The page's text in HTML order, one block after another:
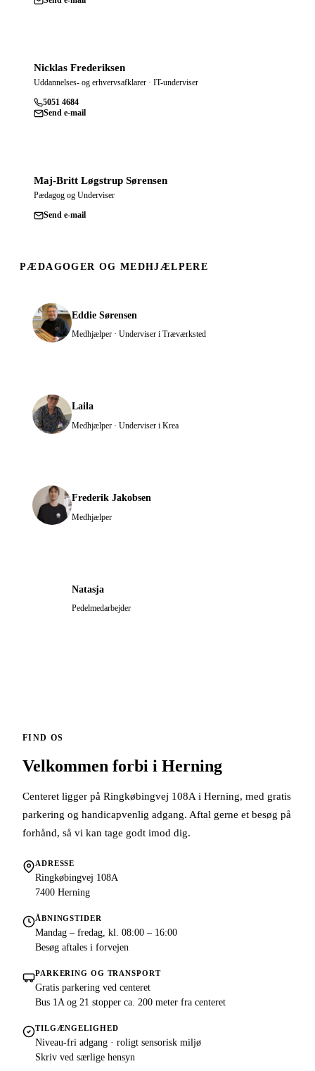
Nicklas Frederiksen
Uddannelses- og erhvervsafklarer · IT-underviser
5051 4684
Send e-mail
Maj-Britt Løgstrup Sørensen
Pædagog og Underviser
Send e-mail
PÆDAGOGER OG MEDHJÆLPERE
Eddie Sørensen
Medhjælper · Underviser i Træværksted
Laila
Medhjælper · Underviser i Krea
Frederik Jakobsen
Medhjælper
Natasja
Pedelmedarbejder
FIND OS
Velkommen forbi i Herning
Centeret ligger på Ringkøbingvej 108A i Herning, med gratis
parkering og handicapvenlig adgang. Aftal gerne et besøg på
forhånd, så vi kan tage godt imod dig.
ADRESSE
Ringkøbingvej 108A
7400 Herning
ÅBNINGSTIDER
Mandag – fredag, kl. 08:00 – 16:00
Besøg aftales i forvejen
PARKERING OG TRANSPORT
Gratis parkering ved centeret
Bus 1A og 21 stopper ca. 200 meter fra centeret
TILGÆNGELIGHED
Niveau-fri adgang · roligt sensorisk miljø
Skriv ved særlige hensyn